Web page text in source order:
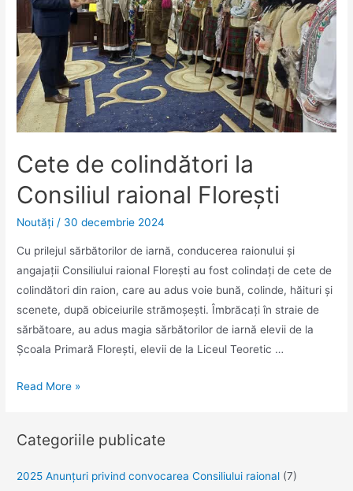
Cete de colindători la
Consiliul raional Florești
Noutăţi / 30 decembrie 2024
Cu prilejul sărbătorilor de iarnă, conducerea raionului și
angajații Consiliului raional Floreşti au fost colindați de cete de
colindători din raion, care au adus voie bună, colinde, hăituri și
scenete, după obiceiurile strămoșești. Îmbrăcaţi în straie de
sărbătoare, au adus magia sărbătorilor de iarnă elevii de la
Școala Primară Florești, elevii de la Liceul Teoretic …
Cete
la
raional
Read More »
Categoriile publicate
2025 Anunţuri privind convocarea Consiliului raional (7)